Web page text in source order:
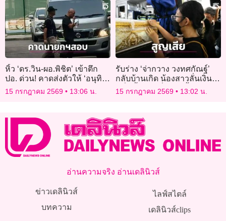
หิ้ว ‘ดร.วิน-ผอ.พิชิต’ เข้าตึก
ปอ. ด่วน! คาดส่งตัวให้ ‘อนุทิน-
ผบ.ตร.’ เค้นสอบปากคำด้วยตัว
15 กรกฎาคม 2569 13:06 น.
รับร่าง ‘จ่ากวาง วงทศกัณฐ์’
กลับบ้านเกิด น้องสาวลั่นเงิน
หมื่นซื้อชีวิตพี่ไม่ได้ จี้ร้านรับ
ผิดชอบคดีถึงที่สุด
15 กรกฎาคม 2569 13:02 น.
อ่านความจริง อ่านเดลินิวส์
ข่าวเดลินิวส์
บทความ
ไลฟ์สไตล์
เดลินิวส์clips